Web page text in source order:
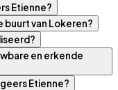
Etienne?
buurt van Lokeren?
en erkende
Etienne?